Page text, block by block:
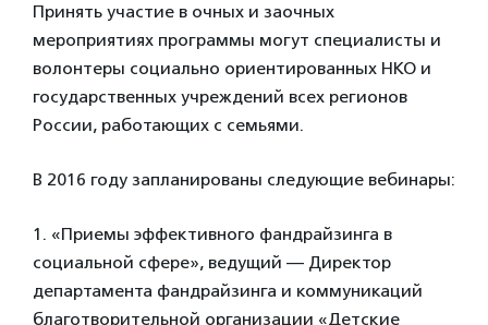
Принять участие в очных и заочных
мероприятиях программы могут специалисты и
волонтеры социально ориентированных НКО и
государственных учреждений всех регионов
России, работающих с семьями.
В 2016 году запланированы следующие вебинары:
1. «Приемы эффективного фандрайзинга в
социальной сфере», ведущий — Директор
департамента фандрайзинга и коммуникаций
благотворительной организации «Детские